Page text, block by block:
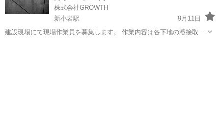
株式会社GROWTH
新小岩駅
9月11日
建設現場にて現場作業員を募集します。 作業内容は各下地の溶接取付